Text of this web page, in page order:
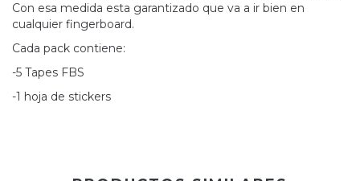
Con esa medida esta garantizado que va a ir bien en
cualquier fingerboard.
Cada pack contiene:
-5 Tapes FBS
-1 hoja de stickers